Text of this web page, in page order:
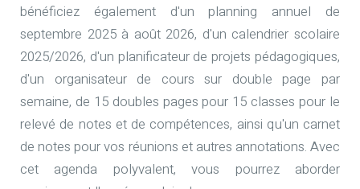
bénéficiez également d'un planning annuel de
septembre 2025 à août 2026, d'un calendrier scolaire
2025/2026, d'un planificateur de projets pédagogiques,
d'un organisateur de cours sur double page par
semaine, de 15 doubles pages pour 15 classes pour le
relevé de notes et de compétences, ainsi qu'un carnet
de notes pour vos réunions et autres annotations. Avec
cet agenda polyvalent, vous pourrez aborder